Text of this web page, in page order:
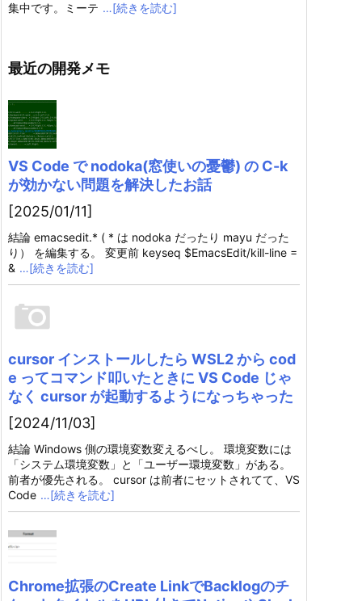
集中です。ミーテ …[続きを読む]
最近の開発メモ
VS Code で nodoka(窓使いの憂鬱) の C-k
が効かない問題を解決したお話
[2025/01/11]
結論 emacsedit.* ( * は nodoka だったり mayu だった
り） を編集する。 変更前 keyseq $EmacsEdit/kill-line =
& …[続きを読む]
cursor インストールしたら WSL2 から cod
e ってコマンド叩いたときに VS Code じゃ
なく cursor が起動するようになっちゃった
[2024/11/03]
結論 Windows 側の環境変数変えるべし。 環境変数には
「システム環境変数」と「ユーザー環境変数」がある。
前者が優先される。 cursor は前者にセットされてて、VS
Code …[続きを読む]
Chrome拡張のCreate LinkでBacklogのチ